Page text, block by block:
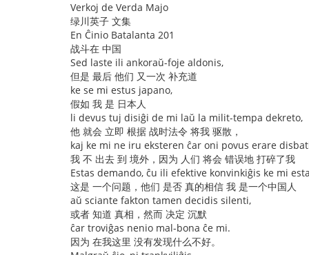
Verkoj de Verda Majo
绿川英子 文集
En Ĉinio Batalanta 201
战斗在 中国
Sed laste ili ankoraŭ-foje aldonis,
但是 最后 他们 又一次 补充道
ke se mi estus japano,
假如 我 是 日本人
li devus tuj disiĝi de mi laŭ la milit-tempa dekreto,
他 就会 立即 根据 战时法令 将我 驱散，
kaj ke mi ne iru eksteren ĉar oni povus erare
我 不 出去 到 境外，因为 人们 将会 错误地 打碎了我
Estas demando, ĉu ili efektive konvinkiĝis ke mi
这是 一个问题，他们 是否 真的相信 我 是一个中国人
aŭ sciante fakton tamen decidis silenti,
或者 知道 真相，然而 决定 沉默
ĉar troviĝas nenio mal-bona ĉe mi.
因为 在我这里 没有发现什么不好。